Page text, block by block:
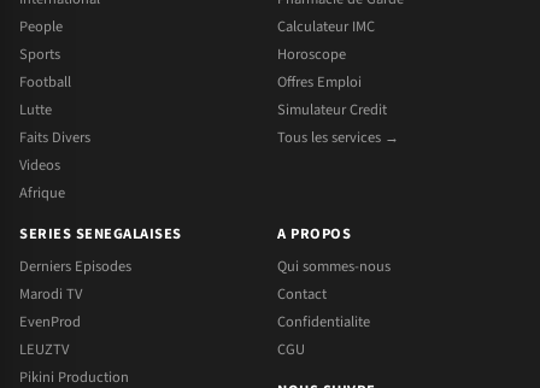
People
Sports
Football
Lutte
Faits Divers
Videos
Afrique
Calculateur IMC
Horoscope
Offres Emploi
Simulateur Credit
Tous les services →
SERIES SENEGALAISES
Derniers Episodes
Marodi TV
EvenProd
LEUZTV
Pikini Production
A PROPOS
Qui sommes-nous
Contact
Confidentialite
CGU